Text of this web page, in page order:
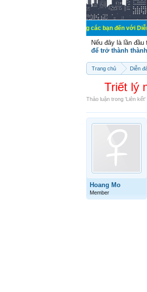
Chào mừng các bạn đến với Diễn đàn
Nếu đây là lần
để trở thành
Trang chủ Diễn
Triết lý
Thảo luận trong 'Liên kết'
Hoang Mo
Member